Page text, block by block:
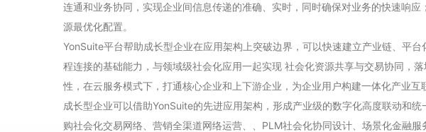
连通和业务协同，实现企业间信息传递的准确、实时，同时确保对业务的快速响
源最优化配置。
YonSuite平台帮助成长型企业在应用架构上突破边界，可以快速建立产业链、平
程连接的基础能力，与领域级社会化应用一起实现 社会化资源共享与交易协同，
性，在云服务模式下，打通核心企业和上下游企业，为企业用户构建一体化产业互
成长型企业可以借助YonSuite的先进应用架构，形成产业级的数字化高度联动和
购社会化交易网络、营销全渠道网络运营、、PLM社会化协同设计、场景化金融